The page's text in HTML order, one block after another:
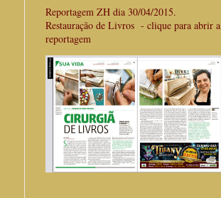
Reportagem ZH dia 30/04/2015.
Restauração de Livros - clique para abrir a
reportagem